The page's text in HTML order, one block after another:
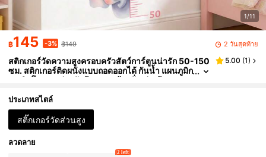
1/11
฿145 -3% ฿149 2 วันสุดท้าย
สติกเกอร์วัดความสูงครอบครัวสัตว์การ์ตูนน่ารัก 50-150
ซม. สติกเกอร์ติดผนังแบบถอดออกได้ กันน้ำ แผนภูมิก
ารเติบโต ตกแต่งผนังห้องนอน ห้องนั่งเล่น บ้าน
5.00 (1)
ประเภทสไตล์
สติ๊กเกอร์วัดส่วนสูง
ลวดลาย
2 left